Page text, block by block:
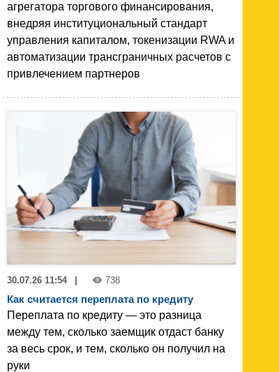
агрегатора торгового финансирования,
внедряя институциональный стандарт
управления капиталом, токенизации RWA и
автоматизации трансграничных расчетов с
привлечением партнеров
30.07.26 11:54 738
Как считается переплата по кредиту
Переплата по кредиту — это разница
между тем, сколько заемщик отдаст банку
за весь срок, и тем, сколько он получил на
руки